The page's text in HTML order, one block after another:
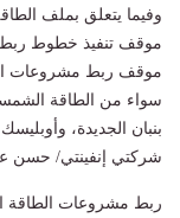
وفيما يتعلق بملف
شركتي إنفينتي/ حسن
ربط مشروعات الطاقة